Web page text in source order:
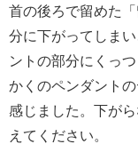
首の後ろで留めた
分に下がってしま
ントの部分にくっ
かくのペンダント
感じました。下が
えてください。